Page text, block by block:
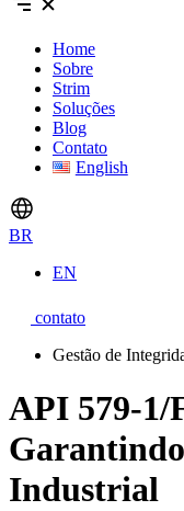
Home
Sobre
Strim
Soluções
Blog
Contato
English
BR
EN
contato
Gestão de
API 579-1/
Industrial